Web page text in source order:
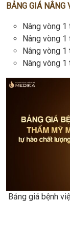
BẢNG GIÁ NÂNG
Nâng vòng 1
Nâng vòng 1
Nâng vòng 1
Nâng vòng 1
Bảng giá bệnh